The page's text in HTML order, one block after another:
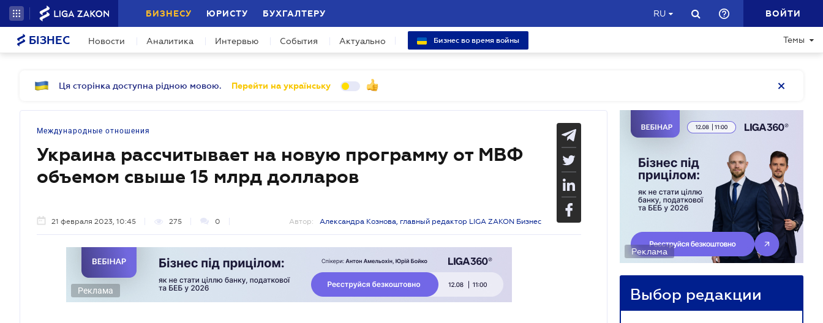
БИЗНЕСУ ЮРИСТУ БУХГАЛТЕРУ RU ВОЙТИ
БІЗНЕС Новости Аналитика Интервью События Актуально Бизнес во время войны Темы
Ця сторінка доступна рідною мовою. Перейти на українську
Международные отношения
Украина рассчитывает на новую программу от МВФ
объемом свыше 15 млрд долларов
21 февраля 2023, 10:45 275 0 Автор: Александра Кознова, главный редактор LIGA ZAKON Бизнес
Реклама
Реклама
Выбор редакции